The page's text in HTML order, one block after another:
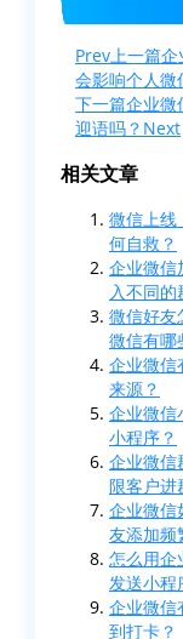
Prev上一篇企
会影响个人微
下一篇企业微
迎语吗？ Next
相关文章
微信上线
何自救？
企业微信
入不同的
微信好友
微信有哪
企业微信
来源？
企业微信
小程序？
企业微信
限客户进
企业微信
友添加
怎么用企
发送小
企业微信
到打卡？